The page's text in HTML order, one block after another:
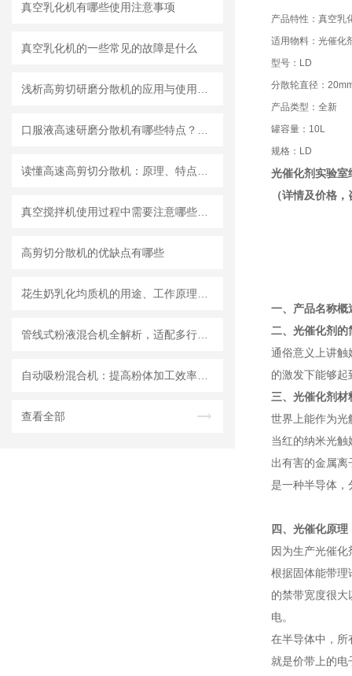
真空乳化机有哪些使用注意事项
真空乳化机的一些常见的故障是什么
高剪切分散机的优缺点有哪些
查看全部
产品特性：真空乳
适用物料：光催化
型号：LD
分散轮直径：
产品类型：全新
罐容量：10L
规格：LD
光催化剂实验室
（详情及价格
一、产品名称概
二、光催化剂的
通俗意义上讲触
的激发下能够
三、光催化剂材
世界上能作为光
当红的纳米光
出有害的金属
是一种半导体，
四、光催化原理
因为生产光催
根据固体能带理
的禁带宽度很
电。
在半导体中，所
就是价带上的电